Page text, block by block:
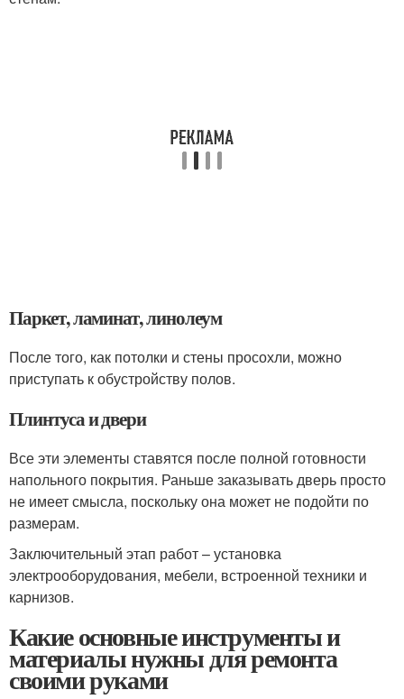
Паркет, ламинат, линолеум
После того, как потолки и стены просохли, можно
приступать к обустройству полов.
Плинтуса и двери
Все эти элементы ставятся после полной готовности
напольного покрытия. Раньше заказывать дверь просто
не имеет смысла, поскольку она может не подойти по
размерам.
Заключительный этап работ – установка
электрооборудования, мебели, встроенной техники и
карнизов.
Какие основные инструменты и
материалы нужны для ремонта
своими руками